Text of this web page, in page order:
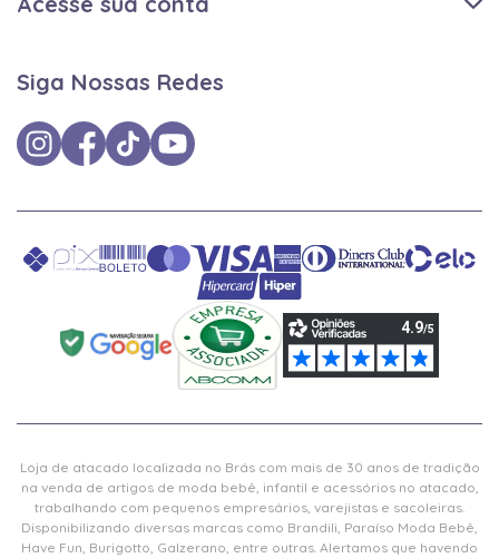
Siga Nossas Redes
Loja de atacado localizada no Brás com mais de 30 anos de tradição
na venda de artigos de moda bebê, infantil e acessórios no atacado,
trabalhando com pequenos empresários, varejistas e sacoleiras.
Disponibilizando diversas marcas como Brandili, Paraíso Moda Bebê,
Have Fun, Burigotto, Galzerano, entre outras. Alertamos que havendo